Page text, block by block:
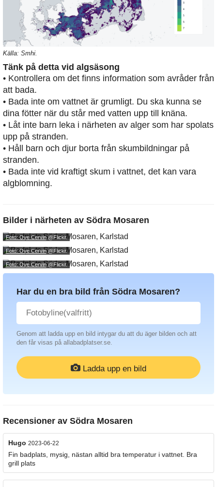
Källa: Smhi.
Tänk på detta vid algsäsong
• Kontrollera om det finns information som avråder från
att bada.
• Bada inte om vattnet är grumligt. Du ska kunna se
dina fötter när du står med vatten upp till knäna.
• Låt inte barn leka i närheten av alger som har spolats
upp på stranden.
• Håll barn och djur borta från skumbildningar på
stranden.
• Bada inte vid kraftigt skum i vattnet, det kan vara
algblomning.
Bilder i närheten av Södra Mosaren
Foto: Ove Cervin@Flickr.
Foto: Ove Cervin@Flickr.
Foto: Ove Cervin@Flickr.
Har du en bra bild från Södra Mosaren?
Genom att ladda upp en bild intygar du att du äger bilden och att
den får visas på allabadplatser.se.
Ladda upp en bild
Recensioner av Södra Mosaren
Hugo 2023-06-22
Fin badplats, mysig, nästan alltid bra temperatur i vattnet. Bra
grill plats